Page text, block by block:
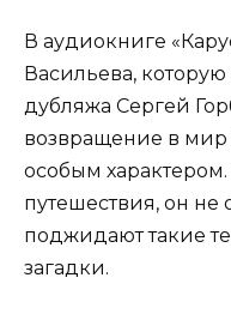
В аудиокниге
Васильева,
дубляжа Сергей
возвращение в мир
особым
путешествия, он не
поджидают такие
загадки.